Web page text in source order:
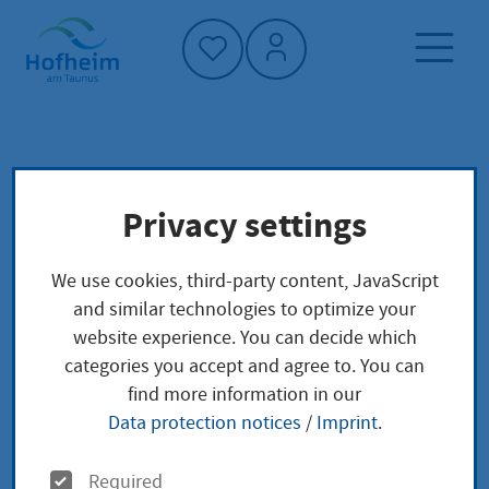
Home"
Unterhaltsansprüche eines im Ausland
lebenden Kindes in Deutschland gerichtlich
durchsetzen
Unterhaltsansprüche
eines im Ausland
lebenden Kindes in
Privacy settings
We use cookies, third-party content, JavaScript
and similar technologies to optimize your
website experience. You can decide which
categories you accept and agree to. You can
find more information in our
Data protection notices / Imprint.
O
Required